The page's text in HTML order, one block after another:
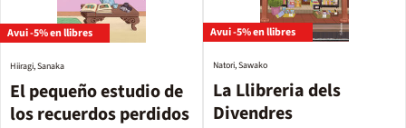
Avui -5% en llibres
El pequeño estudio de
los recuerdos perdidos
Hiiragi, Sanaka
Avui -5% en llibres
La Llibreria dels
Divendres
Natori, Sawako